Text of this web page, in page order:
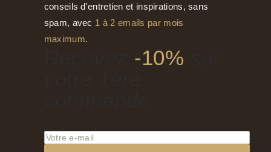
conseils d'entretien et inspirations, sans
spam, avec 1 à 2 emails par mois
maximum.
-10%